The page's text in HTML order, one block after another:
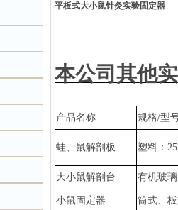
平板式大小鼠针灸实验固定器
本公司其他
产品名称 规格/型
蛙、鼠解剖板 塑料：
大小鼠解剖台 有机玻
小鼠固定器 筒式、